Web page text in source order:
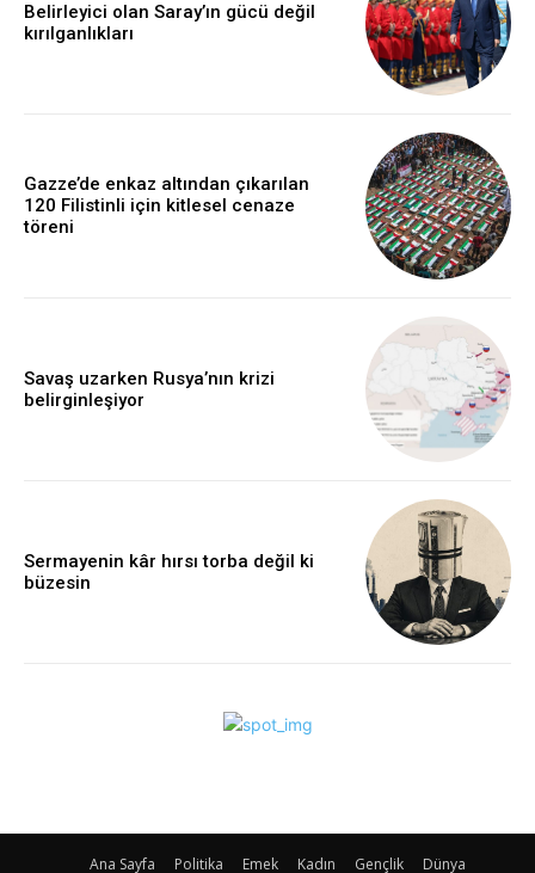
Belirleyici olan Saray’ın gücü değil
kırılganlıkları
Gazze’de enkaz altından çıkarılan
120 Filistinli için kitlesel cenaze
töreni
Savaş uzarken Rusya’nın krizi
belirginleşiyor
Sermayenin kâr hırsı torba değil ki
büzesin
Ana Sayfa Politika Emek Kadın Gençlik Dünya